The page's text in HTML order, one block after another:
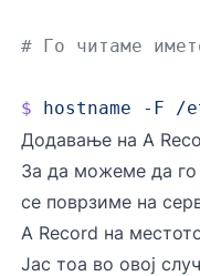
# Го читаме
$ hostname -F /
Додавање на A
За да можеме да го
се поврзиме на
A Record на
Јас тоа во овој